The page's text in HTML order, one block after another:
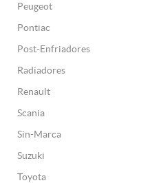
Peugeot
Pontiac
Post-Enfriadores
Radiadores
Renault
Scania
Sin-Marca
Suzuki
Toyota